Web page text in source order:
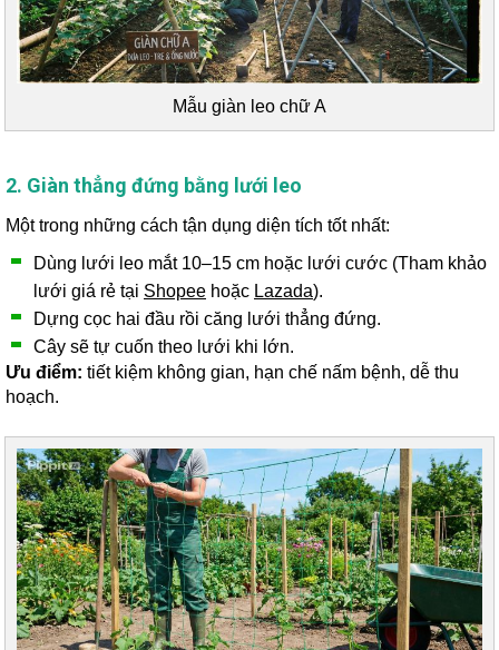
Mẫu giàn leo chữ A
2. Giàn thẳng đứng bằng lưới leo
Một trong những cách tận dụng diện tích tốt nhất:
Dùng lưới leo mắt 10–15 cm hoặc lưới cước (Tham khảo
lưới giá rẻ tại Shopee hoặc Lazada).
Dựng cọc hai đầu rồi căng lưới thẳng đứng.
Cây sẽ tự cuốn theo lưới khi lớn.
Ưu điểm: tiết kiệm không gian, hạn chế nấm bệnh, dễ thu
hoạch.